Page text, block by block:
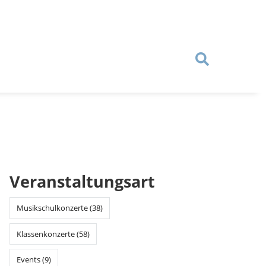
Veranstaltungsart
Musikschulkonzerte (38)
Klassenkonzerte (58)
Events (9)